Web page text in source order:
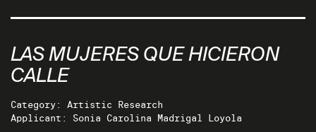
LAS MUJERES QUE HICIERON
CALLE
Category: Artistic Research
Applicant: Sonia Carolina Madrigal Loyola